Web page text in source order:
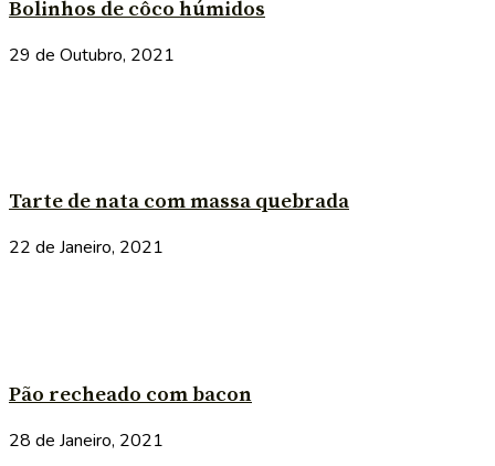
Bolinhos de côco húmidos
29 de Outubro, 2021
Tarte de nata com massa quebrada
22 de Janeiro, 2021
Pão recheado com bacon
28 de Janeiro, 2021